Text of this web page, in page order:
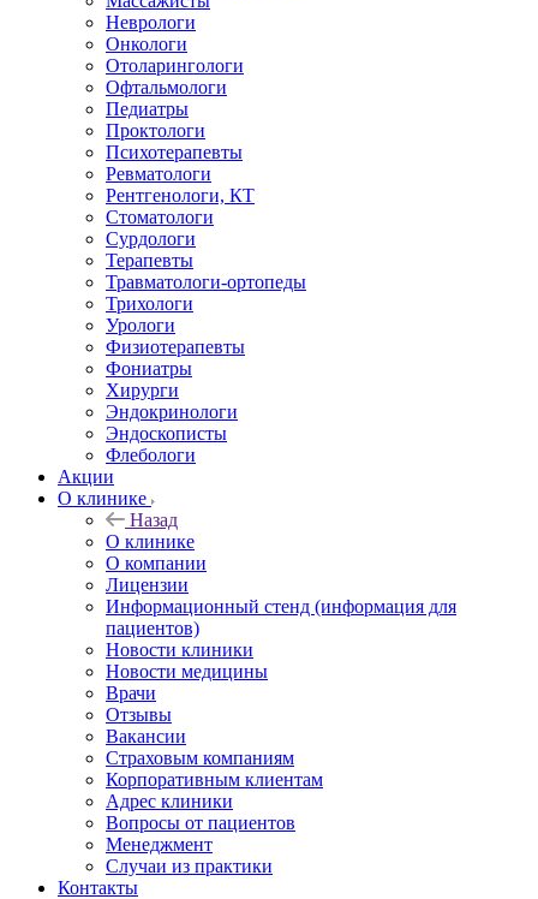
Неврологи
Онкологи
Отоларингологи
Офтальмологи
Педиатры
Проктологи
Психотерапевты
Ревматологи
Рентгенологи, КТ
Стоматологи
Сурдологи
Терапевты
Травматологи-ортопеды
Трихологи
Урологи
Физиотерапевты
Фониатры
Хирурги
Эндокринологи
Эндоскописты
Флебологи
Акции
О клинике
Назад
О клинике
О компании
Лицензии
Информационный стенд (информация для
пациентов)
Новости клиники
Новости медицины
Врачи
Отзывы
Вакансии
Страховым компаниям
Корпоративным клиентам
Адрес клиники
Вопросы от пациентов
Менеджмент
Случаи из практики
Контакты